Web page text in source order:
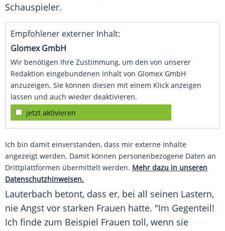
Schauspieler.
Empfohlener externer Inhalt:
Glomex GmbH
Wir benötigen Ihre Zustimmung, um den von unserer
Redaktion eingebundenen Inhalt von Glomex GmbH
anzuzeigen. Sie können diesen mit einem Klick anzeigen
lassen und auch wieder deaktivieren.
jetzt aktivieren
Ich bin damit einverstanden, dass mir externe Inhalte
angezeigt werden. Damit können personenbezogene Daten an
Drittplattformen übermittelt werden. Mehr dazu in unseren
Datenschutzhinweisen.
Lauterbach betont, dass er, bei all seinen Lastern,
nie Angst vor starken Frauen hatte. "Im Gegenteil!
Ich finde zum Beispiel Frauen toll, wenn sie